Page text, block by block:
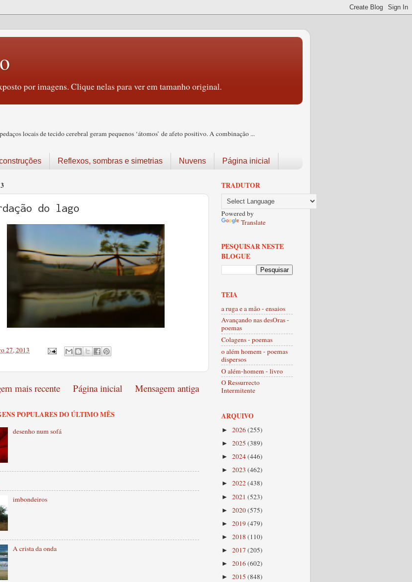
por imagens. Clique nelas para ver em tamanho original.
locais de tecido cerebral geram pequenos ‘átomos’ de afeto positivo. A combinação ...
Reflexos, sombras e simetrias Nuvens Página inicial
do lago
27, 2013
mais recente Mensagem antiga
Página inicial
POPULARES DO ÚLTIMO MÊS
desenho num sofá
imbondeiros
A crista da onda
TRADUTOR
Powered by
Translate
PESQUISAR NESTE
BLOGUE
TEIA
a ruga e a mão - ensaios
Avançando nas desOras -
poemas
Colagens - poemas
o além homem - poemas
dispersos
O além-homem - livro
O Ressurrecto
Intermitente
ARQUIVO
► 2026(255)
► 2025 (389)
► 2024(446)
► 2023 (462)
► 2022(438)
► 2021 (523)
► 2020(575)
► 2019(479)
► 2018 (110)
► 2017 (205)
► 2016(602)
► 2015 (848)